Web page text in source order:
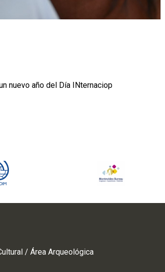
nuevo año del Día INternaciop
/ Área Arqueológica